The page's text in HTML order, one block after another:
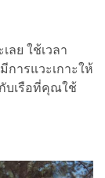
ลย ใช้เวลา
ารแวะเกาะให้
บเรือที่คุณใช้